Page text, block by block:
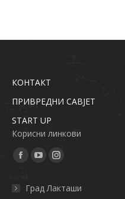
КОНТАКТ
ПРИВРЕДНИ САВЈЕТ
START UP
Кoрисни линкoви
Find us on:
Facebook
opens
YouTube
opens
Instagram
opens
Град Лакташи